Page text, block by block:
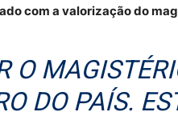
com a valorização do
O
DO PAÍS.